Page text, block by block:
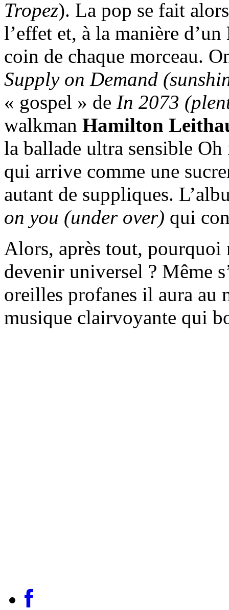
Tropez). La pop se fait
l’effet et, à la manière d’un
coin de chaque morceau.
Supply on Demand
« gospel » de In 2073
walkman Hamilton
la ballade ultra sensible
qui arrive comme une
autant de suppliques.
on you (under over) qui
Alors, après tout,
devenir universel ? Même
oreilles profanes il aura au
musique clairvoyante qui